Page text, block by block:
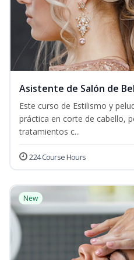
Asistente de Salón de
Este curso de Estilismo y
práctica en corte de cabello,
tratamientos c...
224 Course Hours
New